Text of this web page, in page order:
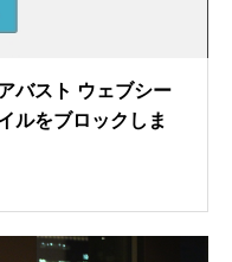
バスト ウェブシー
ルをブロックしま